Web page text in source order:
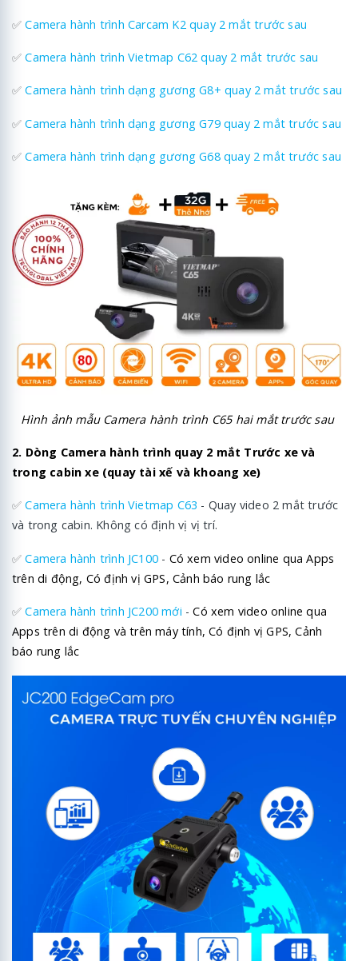
✅ Camera hành trình Carcam K2 quay 2 mắt trước sau
✅ Camera hành trình Vietmap C62 quay 2 mắt trước sau
✅ Camera hành trình dạng gương G8+ quay 2 mắt trước sau
✅ Camera hành trình dạng gương G79 quay 2 mắt trước sau
✅ Camera hành trình dạng gương G68 quay 2 mắt trước sau
Hình ảnh mẫu Camera hành trình C65 hai mắt trước sau
2. Dòng Camera hành trình quay 2 mắt Trước xe và
trong cabin xe (quay tài xế và khoang xe)
✅ Camera hành trình Vietmap C63 - Quay video 2 mắt trước
và trong cabin. Không có định vị vị trí.
✅ Camera hành trình JC100 - Có xem video online qua Apps
trên di động, Có định vị GPS, Cảnh báo rung lắc
✅ Camera hành trình JC200 mới -Có xem video online qua
Apps trên di động và trên máy tính, Có định vị GPS, Cảnh
báo rung lắc